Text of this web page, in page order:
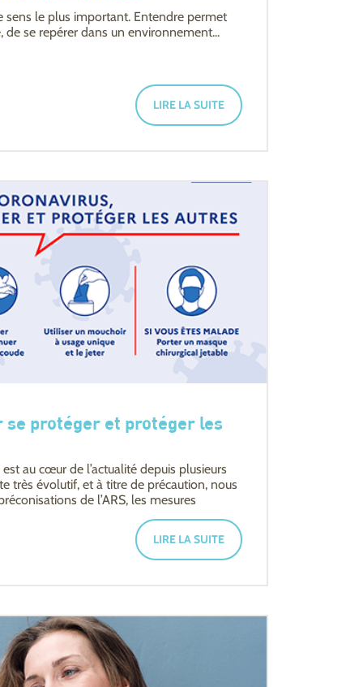
sens le plus important. Entendre permet
de se repérer dans un environnement...
LIRE LA SUITE
se protéger et protéger les
au cœur de l’actualité depuis plusieurs
très évolutif, et à titre de précaution, nous
de l’ARS, les mesures
LIRE LA SUITE